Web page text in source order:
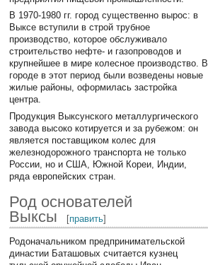
В 1970-1980 гг. город существенно вырос: в
Выксе вступили в строй трубное
производство, которое обслуживало
строительство нефте- и газопроводов и
крупнейшее в мире колесное производство. В
городе в этот период были возведены новые
жилые районы, оформилась застройка
центра.
Продукция Выксунского металлургического
завода высоко котируется и за рубежом: он
является поставщиком колес для
железнодорожного транспорта не только
России, но и США, Южной Кореи, Индии,
ряда европейских стран.
Род основателей
Выксы
[править]
Родоначальником предпринимательской
династии Баташовых считается кузнец